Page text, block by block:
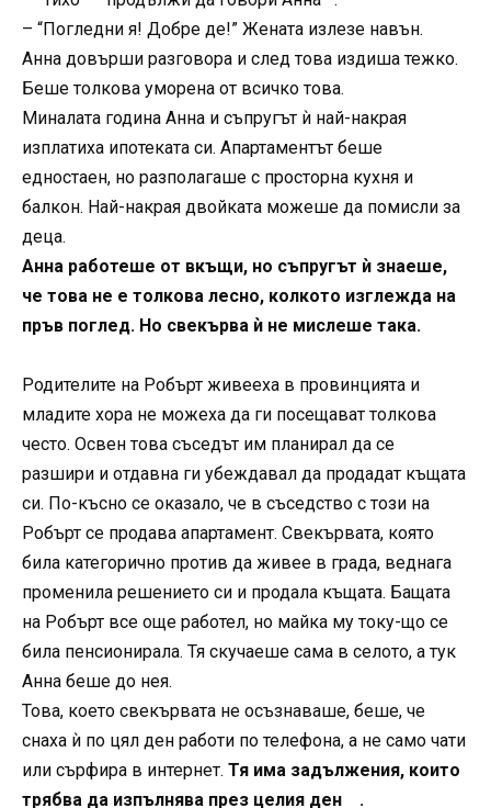
– “Погледни я! Добре де!” Жената излезе навън.
Анна довърши разговора и след това издиша тежко.
Беше толкова уморена от всичко това.
Миналата година Анна и съпругът ѝ най-накрая
изплатиха ипотеката си. Апартаментът беше
едностаен, но разполагаше с просторна кухня и
балкон. Най-накрая двойката можеше да помисли за
деца.
Анна работеше от вкъщи, но съпругът ѝ знаеше,
че това не е толкова лесно, колкото изглежда на
пръв поглед. Но свекърва ѝ не мислеше така.
Родителите на Робърт живееха в провинцията и
младите хора не можеха да ги посещават толкова
често. Освен това съседът им планирал да се
разшири и отдавна ги убеждавал да продадат къщата
си. По-късно се оказало, че в съседство с този на
Робърт се продава апартамент. Свекървата, която
била категорично против да живее в града, веднага
променила решението си и продала къщата. Бащата
на Робърт все още работел, но майка му току-що се
била пенсионирала. Тя скучаеше сама в селото, а тук
Анна беше до нея.
Това, което свекървата не осъзнаваше, беше, че
снаха ѝ по цял ден работи по телефона, а не само чати
или сърфира в интернет. Тя има задължения, които
трябва да изпълнява през целия ден .